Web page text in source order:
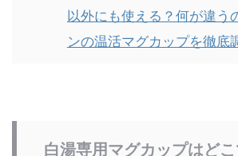
以外にも使える？何が違う
ンの温活マグカップを徹底
白湯専用マグカップはど